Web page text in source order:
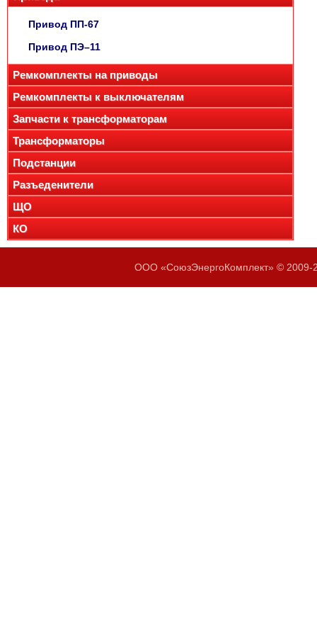
Привод ПП-67
Привод ПЭ–11
Ремкомплекты на приводы
Ремкомплекты к выключателям
Запчасти к трансформаторам
Трансформаторы
Подстанции
Разъеденители
ЩО
КО
ООО «СоюзЭнергоКомплект» © 2009-